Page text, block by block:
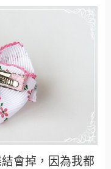
會掉，因為我都